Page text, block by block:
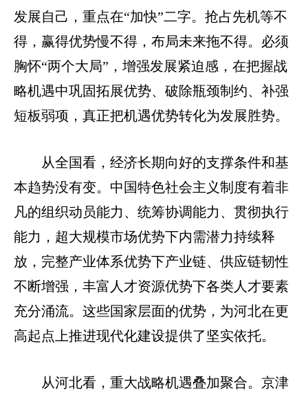
发展自己，重点在“加快”二字。抢占先机等不
得，赢得优势慢不得，布局未来拖不得。必须
胸怀“两个大局”，增强发展紧迫感，在把握战
略机遇中巩固拓展优势、破除瓶颈制约、补强
短板弱项，真正把机遇优势转化为发展胜势。
从全国看，经济长期向好的支撑条件和基
本趋势没有变。中国特色社会主义制度有着非
凡的组织动员能力、统筹协调能力、贯彻执行
能力，超大规模市场优势下内需潜力持续释
放，完整产业体系优势下产业链、供应链韧性
不断增强，丰富人才资源优势下各类人才要素
充分涌流。这些国家层面的优势，为河北在更
高起点上推进现代化建设提供了坚实依托。
从河北看，重大战略机遇叠加聚合。京津